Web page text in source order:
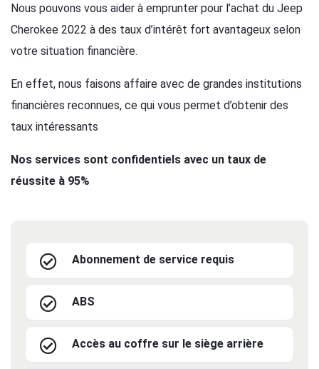
Nous pouvons vous aider à emprunter pour l’achat du Jeep
Cherokee 2022 à des taux d’intérêt fort avantageux selon
votre situation financière.
En effet, nous faisons affaire avec de grandes institutions
financières reconnues, ce qui vous permet d’obtenir des
taux intéressants
Nos services sont confidentiels avec un taux de
réussite à 95%
Abonnement de service requis
ABS
Accès au coffre sur le siège arrière